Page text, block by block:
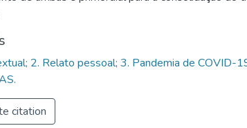
2. Relato pessoal; 3. Pandemia de COVID-
citation